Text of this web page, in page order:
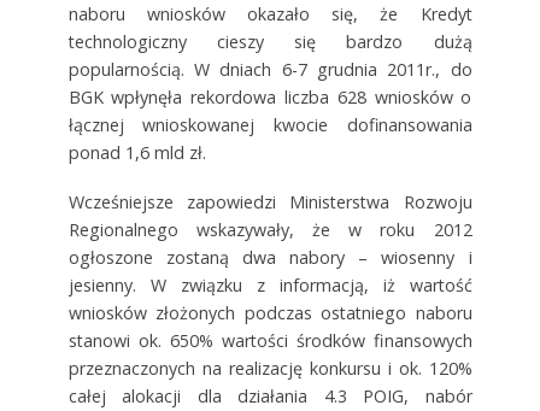
naboru wniosków okazało się, że Kredyt
technologiczny cieszy się bardzo dużą
popularnością. W dniach 6-7 grudnia 2011r., do
BGK wpłynęła rekordowa liczba 628 wniosków o
łącznej wnioskowanej kwocie dofinansowania
ponad 1,6 mld zł.
Wcześniejsze zapowiedzi Ministerstwa Rozwoju
Regionalnego wskazywały, że w roku 2012
ogłoszone zostaną dwa nabory – wiosenny i
jesienny. W związku z informacją, iż wartość
wniosków złożonych podczas ostatniego naboru
stanowi ok. 650% wartości środków finansowych
przeznaczonych na realizację konkursu i ok. 120%
całej alokacji dla działania 4.3 POIG, nabór